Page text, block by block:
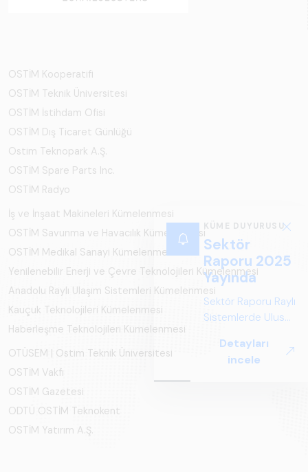
KÜME DUYURUSU
Sektör
Raporu 2025
Yayında
Sektör Raporu Raylı
Sistemlerde Ulusal
Perspektif ARUS
tarafından
Detayları
incele
OSTİM Kooperatifi
OSTİM Teknik Üniversitesi
OSTİM İstihdam Ofisi
OSTİM Dış Ticaret Günlüğü
Ostim Teknopark A.Ş.
OSTİM Spare Parts Inc.
OSTİM Radyo
İş ve İnşaat Makineleri Kümelenmesi
OSTİM Savunma ve Havacılık Kümelenmesi
OSTİM Medikal Sanayi Kümelenmesi
Yenilenebilir Enerji ve Çevre Teknolojileri Kümelenmesi
Anadolu Raylı Ulaşım Sistemleri Kümelenmesi
Kauçuk Teknolojileri Kümelenmesi
Haberleşme Teknolojileri Kümelenmesi
OTÜSEM | Ostim Teknik Üniversitesi
OSTİM Vakfı
OSTİM Gazetesi
ODTÜ OSTİM Teknokent
OSTİM Yatırım A.Ş.